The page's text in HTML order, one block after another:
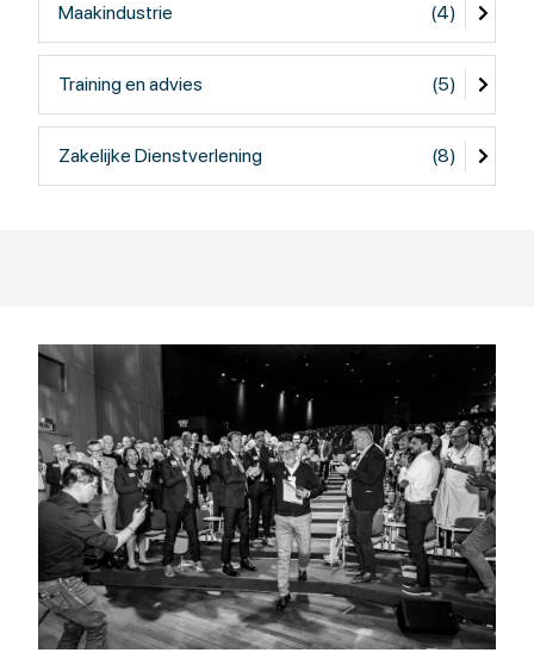
Maakindustrie (4)
Training en advies (5)
Zakelijke Dienstverlening (8)